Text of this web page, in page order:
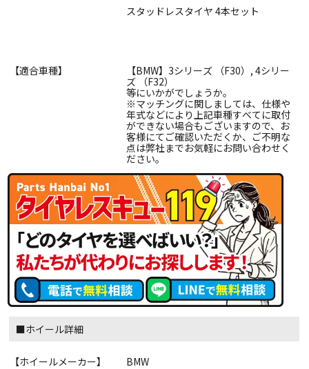
スタッドレスタイヤ 4本セット
【適合車種】
【BMW】3シリーズ （F30）, 4シリー
ズ （F32）
等にいかがでしょうか。
※マッチングに関しましては、仕様や
年式などにより上記車種すべてに取付
ができない場合もございますので、お
客様にてご確認いただくか、ご不明な
点は弊社までお気軽にお問い合わせく
ださい。
■ホイール詳細
【ホイールメーカー】
BMW